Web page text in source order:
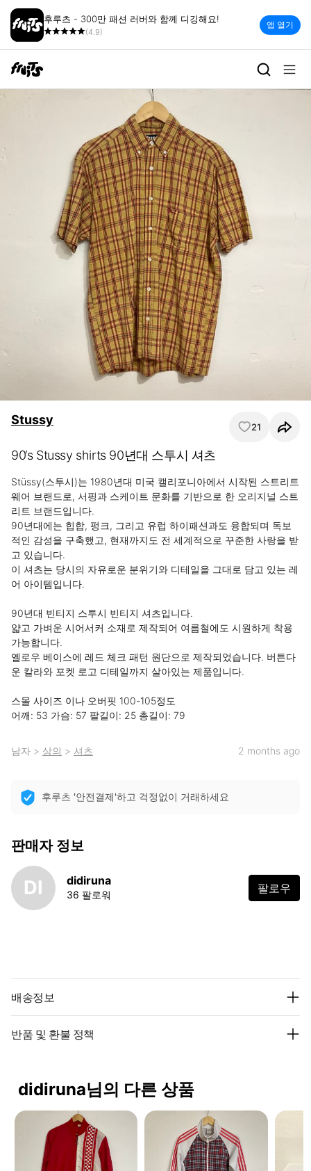
후루츠 - 300만 패션 러버와 함께 디깅해요!
(4.9)
앱 열기
Stussy 21
90‘s Stussy shirts 90년대 스투시 셔츠
Stüssy(스투시)는 1980년대 미국 캘리포니아에서 시작된 스트리트
웨어 브랜드로, 서핑과 스케이트 문화를 기반으로 한 오리지널 스트
리트 브랜드입니다.
90년대에는 힙합, 펑크, 그리고 유럽 하이패션과도 융합되며 독보
적인 감성을 구축했고, 현재까지도 전 세계적으로 꾸준한 사랑을 받
고 있습니다.
이 셔츠는 당시의 자유로운 분위기와 디테일을 그대로 담고 있는 레
어 아이템입니다.
90년대 빈티지 스투시 빈티지 셔츠입니다.
얇고 가벼운 시어서커 소재로 제작되어 여름철에도 시원하게 착용
가능합니다.
옐로우 베이스에 레드 체크 패턴 원단으로 제작되었습니다. 버튼다
운 칼라와 포켓 로고 디테일까지 살아있는 제품입니다.
스몰 사이즈 이나 오버핏 100-105정도
어깨: 53 가슴: 57 팔길이: 25 총길이: 79
남자 > 상의 > 셔츠 2 months ago
후루츠 '안전결제'하고 걱정없이 거래하세요
판매자 정보
DI didiruna
36 팔로워 팔로우
배송정보
반품 및 환불 정책
didiruna님의 다른 상품